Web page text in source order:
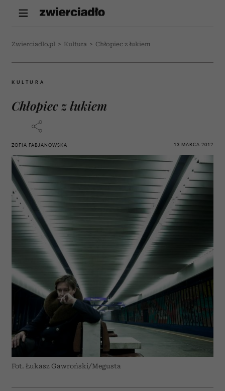
Zwierciadlo.pl > Kultura > Chłopiec z łukiem
KULTURA
Chłopiec z łukiem
ZOFIA FABJANOWSKA 13 MARCA 2012
Fot. Łukasz Gawroński/Megusta